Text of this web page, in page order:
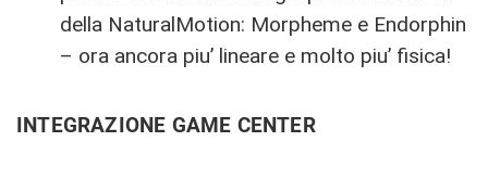
della NaturalMotion: Morpheme e Endorphin
– ora ancora piu’ lineare e molto piu’ fisica!
INTEGRAZIONE GAME CENTER